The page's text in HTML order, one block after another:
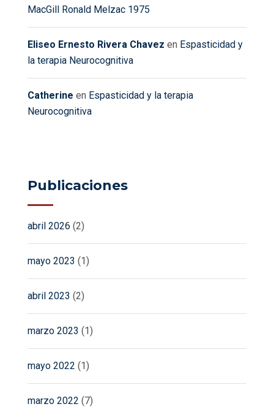
MacGill Ronald Melzac 1975
Eliseo Ernesto Rivera Chavez en Espasticidad y
la terapia Neurocognitiva
Catherine en Espasticidad y la terapia
Neurocognitiva
Publicaciones
abril 2026 (2)
mayo 2023 (1)
abril 2023 (2)
marzo 2023 (1)
mayo 2022 (1)
marzo 2022 (7)